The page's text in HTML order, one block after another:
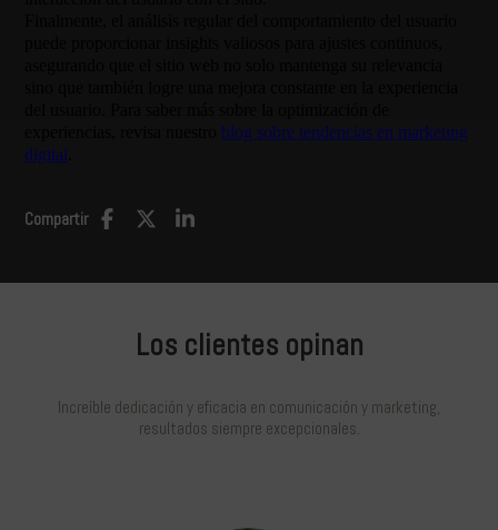
blog sobre tendencias en marketing
digital
Compartir
Los clientes opinan
Increíble dedicación y eficacia en comunicación y marketing,
resultados siempre excepcionales.